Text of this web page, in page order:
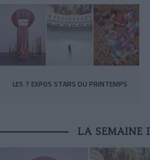
LES 7 EXPOS STARS DU PRINTEMPS
LA SEMAINE